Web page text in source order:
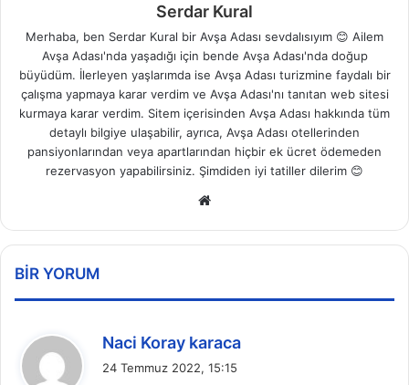
Serdar Kural
Merhaba, ben Serdar Kural bir Avşa Adası sevdalısıyım 😊 Ailem
Avşa Adası'nda yaşadığı için bende Avşa Adası'nda doğup
büyüdüm. İlerleyen yaşlarımda ise Avşa Adası turizmine faydalı bir
çalışma yapmaya karar verdim ve Avşa Adası'nı tanıtan web sitesi
kurmaya karar verdim. Sitem içerisinden Avşa Adası hakkında tüm
detaylı bilgiye ulaşabilir, ayrıca, Avşa Adası otellerinden
pansiyonlarından veya apartlarından hiçbir ek ücret ödemeden
rezervasyon yapabilirsiniz. Şimdiden iyi tatiller dilerim 😊
Web
BIR YORUM
Naci Koray karaca
24 Temmuz 2022, 15:15